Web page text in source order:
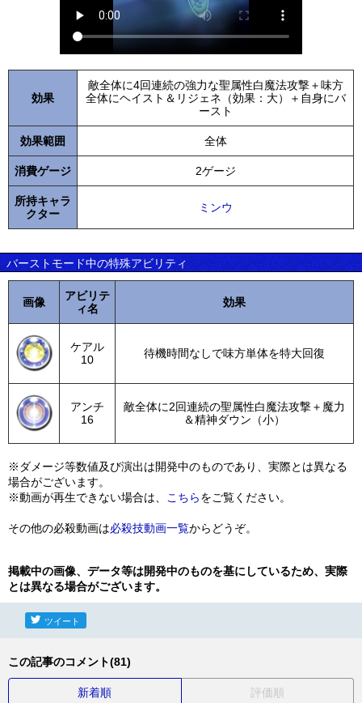
効果
敵全体に4回連続の強力な聖属性白魔法攻撃＋味方
全体にヘイスト＆リジェネ（効果：大）＋自身にバ
ースト
効果範囲 全体
消費ゲージ 2ゲージ
所持キャラ
クター
ミンウ
バーストモード中の特殊アビリティ
画像
アビリテ
ィ名
効果
ケアル
10
待機時間なしで味方単体を特大回復
アンチ
16
敵全体に2回連続の聖属性白魔法攻撃＋魔力
＆精神ダウン（小）
※ダメージ等数値及び演出は開発中のものであり、実際とは異なる
場合がございます。
※動画が再生できない場合は、
こちらをご覧ください。
その他の必殺動画は必殺技動画一覧からどうぞ。
掲載中の画像、データ等は開発中のものを基にしているため、実際
とは異なる場合がございます。
ツイート
この記事のコメント(81)
新着順 評価順